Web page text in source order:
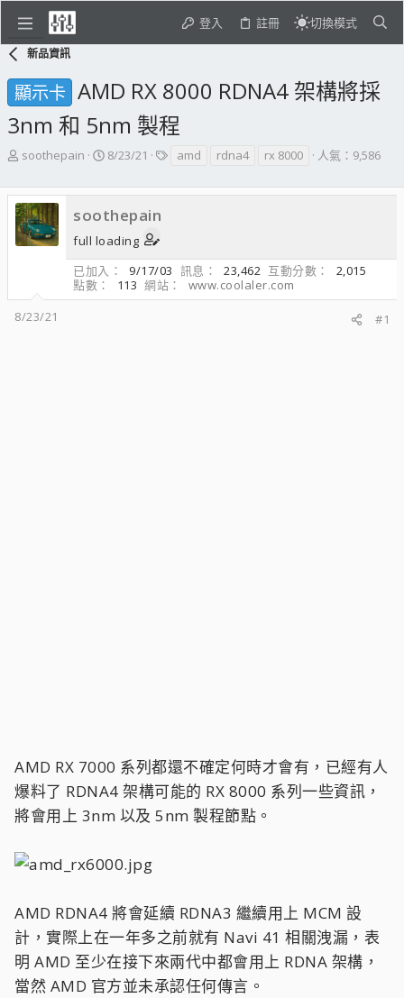
登入 註冊 切換模式
新品資訊
顯示卡 AMD RX 8000 RDNA4 架構將採
3nm 和 5nm 製程
主
發
起
人
soothepain
開
日
期
8/23/21
標amd rdna4 rx 8000 人氣：9,586
soothepain
full loading
已加入
9/17/03 訊息 23,462 互動分數
2,015
點數
113 網站
www.coolaler.com
8/23/21
#1
AMD RX 7000 系列都還不確定何時才會有，已經有人
爆料了 RDNA4 架構可能的 RX 8000 系列一些資訊，
將會用上 3nm 以及 5nm 製程節點。
AMD RDNA4 將會延續 RDNA3 繼續用上 MCM 設
計，實際上在一年多之前就有 Navi 41 相關洩漏，表
明 AMD 至少在接下來兩代中都會用上 RDNA 架構，
當然 AMD 官方並未承認任何傳言。